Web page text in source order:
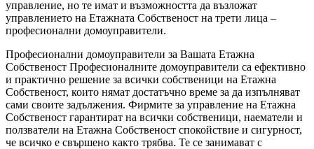
управление, но те имат и възможността да възложат
управлението на Етажната Собственост на трети лица –
професионални домоуправители.
Професионални домоуправители за Вашата Етажна
Собственост Професионалните домоуправители са ефективно
и практично решение за всички собственици на Етажна
Собственост, които нямат достатъчно време за да изпълняват
сами своите задължения. Фирмите за управление на Етажна
Собственост гарантират на всички собственици, наематели и
ползватели на Етажна Собственост спокойствие и сигурност,
че всичко е свършено както трябва. Те се занимават с